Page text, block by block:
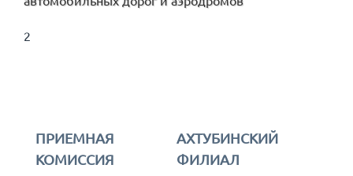
2
ПРИЕМНАЯ
КОМИССИЯ
АХТУБИНСКИЙ
ФИЛИАЛ